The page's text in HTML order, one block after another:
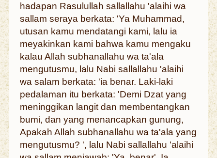
hadapan Rasulullah sallallahu 'alaihi wa
sallam seraya berkata: 'Ya Muhammad,
utusan kamu mendatangi kami, lalu ia
meyakinkan kami bahwa kamu mengaku
kalau Allah subhanallahu wa ta'ala
mengutusmu, lalu Nabi sallallahu 'alaihi
wa salam berkata: 'ia benar. Laki-laki
pedalaman itu berkata: 'Demi Dzat yang
meninggikan langit dan membentangkan
bumi, dan yang menancapkan gunung,
Apakah Allah subhanallahu wa ta'ala yang
mengutusmu? ', lalu Nabi sallallahu 'alaihi